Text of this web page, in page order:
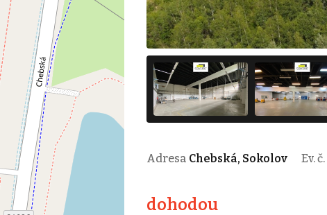
Adresa Chebská, Sokolov Ev. č.
dohodou